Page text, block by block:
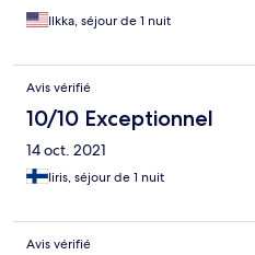
Ilkka, séjour de 1 nuit
Avis vérifié
10/10 Exceptionnel
14 oct. 2021
Iiris, séjour de 1 nuit
Avis vérifié